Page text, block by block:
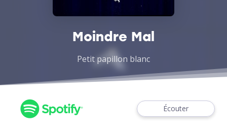
Moindre Mal
Petit papillon blanc
Écouter